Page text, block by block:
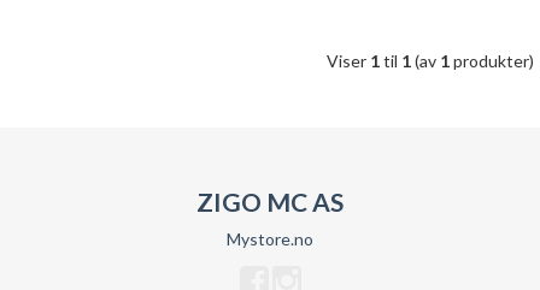
Viser 1til 1(av 1produkter)
ZIGO MC AS
Mystore.no